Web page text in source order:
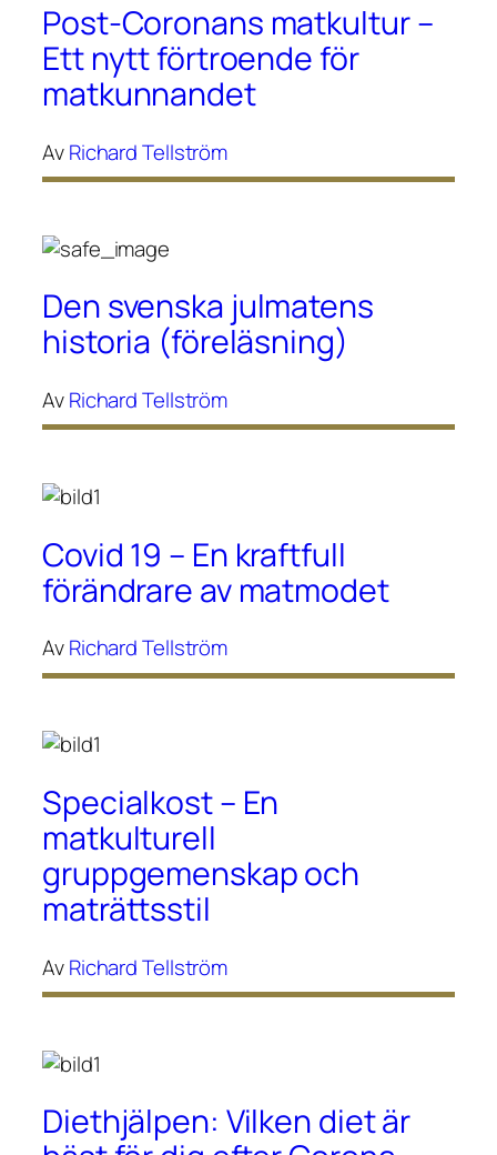
Post-Coronans matkultur –
Ett nytt förtroende för
matkunnandet
AvRichard Tellström
Den svenska julmatens
historia (föreläsning)
AvRichard Tellström
Covid 19 – En kraftfull
förändrare av matmodet
AvRichard Tellström
Specialkost – En
matkulturell
gruppgemenskap och
maträttsstil
AvRichard Tellström
Diethjälpen: Vilken diet är